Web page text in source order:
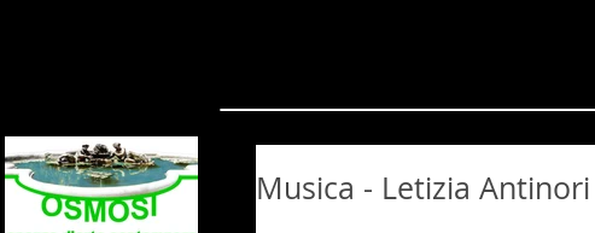
Musica - Letizia Antinori